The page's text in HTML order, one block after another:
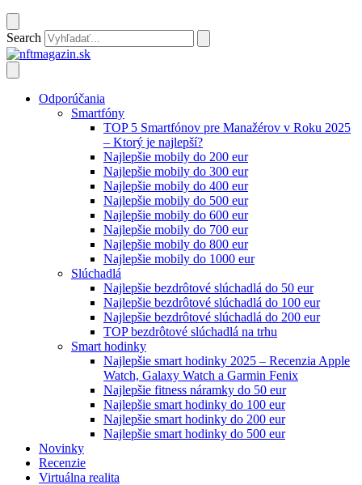
Search
Odporúčania
Smartfóny
TOP 5 Smartfónov pre Manažérov v Roku 2025
– Ktorý je najlepší?
Najlepšie mobily do 200 eur
Najlepšie mobily do 300 eur
Najlepšie mobily do 400 eur
Najlepšie mobily do 500 eur
Najlepšie mobily do 600 eur
Najlepšie mobily do 700 eur
Najlepšie mobily do 800 eur
Najlepšie mobily do 1000 eur
Slúchadlá
Najlepšie bezdrôtové slúchadlá do 50 eur
Najlepšie bezdrôtové slúchadlá do 100 eur
Najlepšie bezdrôtové slúchadlá do 200 eur
TOP bezdrôtové slúchadlá na trhu
Smart hodinky
Najlepšie smart hodinky 2025 – Recenzia Apple
Watch, Galaxy Watch a Garmin Fenix
Najlepšie fitness náramky do 50 eur
Najlepšie smart hodinky do 100 eur
Najlepšie smart hodinky do 200 eur
Najlepšie smart hodinky do 500 eur
Novinky
Recenzie
Virtuálna realita